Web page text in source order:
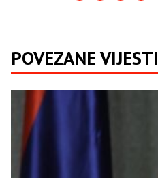
POVEZANE VIJESTI